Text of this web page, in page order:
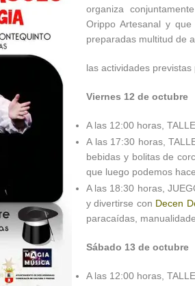
organiza
Orippo Artesanal y
preparadas multitud de
las actividades
Viernes 12 de octubre
A las 12:00 horas,
A las 17:30 horas,
bebidas y bolitas de
que luego podemos
A las 18:30 horas,
y divertirse con Decen
paracaídas,
Sábado 13 de octubre
A las 12:00 horas,